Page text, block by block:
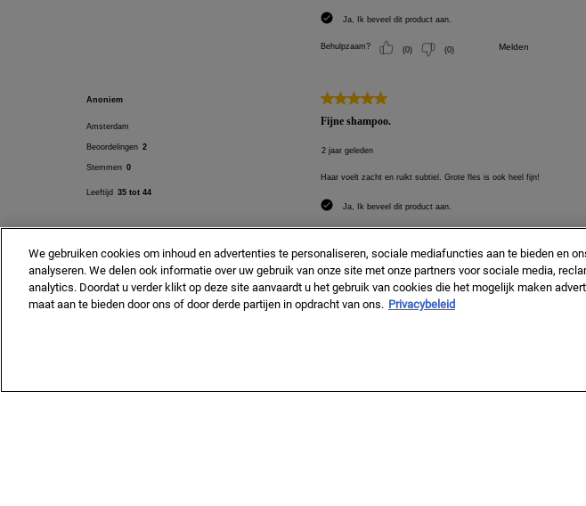
We gebruiken cookies om inhoud en advertenties te personaliseren, sociale mediafuncties aan te bieden en
analyseren. We delen ook informatie over uw gebruik van onze site met onze partners voor sociale media,
analytics. Doordat u verder klikt op deze site aanvaardt u het gebruik van cookies die het mogelijk maken
maat aan te bieden door ons of door derde partijen in opdracht van ons. Privacybeleid